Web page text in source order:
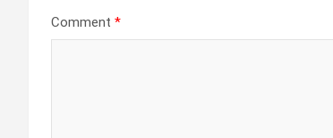
Comment *